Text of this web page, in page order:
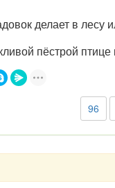
делает в
пёстрой
96